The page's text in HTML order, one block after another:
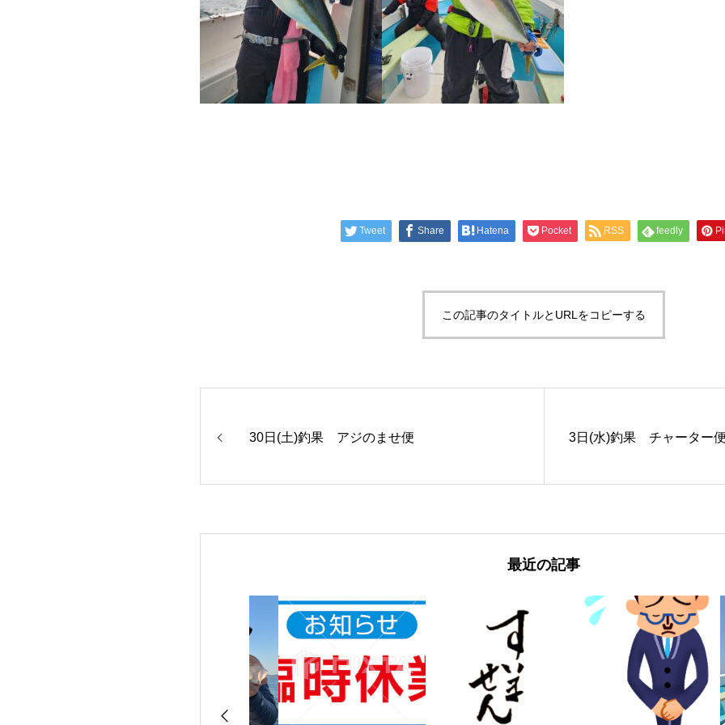
Tweet Share Hatena Pocket RSS feedly
この記事のタイトルとURLをコピーする
30日(土)釣果 アジのませ便 3日(水)釣果 チャーター
最近の記事